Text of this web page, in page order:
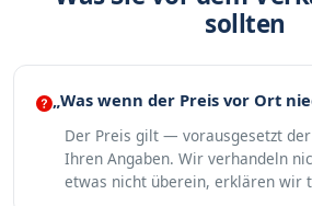
sollten
„Was wenn der Preis vor Ort
Der Preis gilt — vorausgesetzt
Ihren Angaben. Wir verhandeln
etwas nicht überein, erklären wir